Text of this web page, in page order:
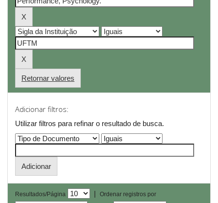
Retornar valores
Adicionar filtros:
Utilizar filtros para refinar o resultado de busca.
Resultados/Página |
Ordenar registros por